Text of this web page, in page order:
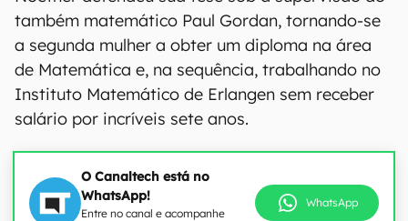
também matemático Paul Gordan, tornando-se
a segunda mulher a obter um diploma na área
de Matemática e, na sequência, trabalhando no
Instituto Matemático de Erlangen sem receber
salário por incríveis sete anos.
O Canaltech está no
WhatsApp!
Entre no canal e acompanhe
WhatsApp